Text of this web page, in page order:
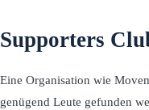
Supporters
Eine Organisation wie
genügend Leute gefunden